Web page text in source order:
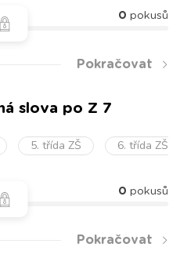
0 pokusů
Pokračovat
slova po Z 7
5. třída ZŠ 6. třída ZŠ
0 pokusů
Pokračovat